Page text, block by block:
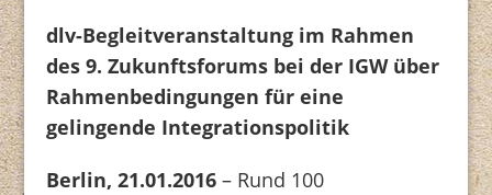
dlv-Begleitveranstaltung im Rahmen
des 9. Zukunftsforums bei der IGW über
Rahmenbedingungen für eine
gelingende Integrationspolitik
Berlin, 21.01.2016 – Rund 100